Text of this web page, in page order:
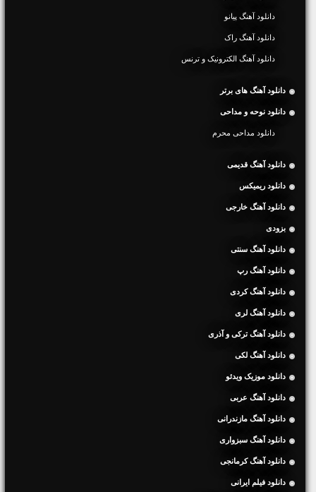
دانلود آهنگ پیانو
دانلود آهنگ راک
دانلود آهنگ الکترونیک و ترنس
دانلود آهنگ های برتر
دانلود نوحه و مداحی
دانلود مداحی محرم
دانلود آهنگ قدیمی
دانلود ریمیکس
دانلود آهنگ خارجی
بزودی
دانلود آهنگ سنتی
دانلود آهنگ رپ
دانلود آهنگ کردی
دانلود آهنگ لری
دانلود آهنگ ترکی و آذری
دانلود آهنگ لکی
دانلود موزیک ویدئو
دانلود آهنگ عربی
دانلود آهنگ مازندرانی
دانلود آهنگ سبزواری
دانلود آهنگ کرمانجی
دانلود فیلم ایرانی